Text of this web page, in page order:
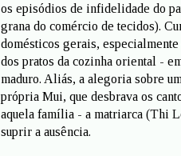
os episódios de infidelidade do
grana do comércio de tecidos).
domésticos gerais,
dos pratos da cozinha oriental -
maduro. Aliás, a alegoria sobre
própria Mui, que desbrava os
aquela família - a matriarca (Thi
suprir a ausência.